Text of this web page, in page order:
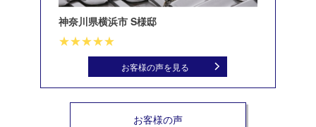
神奈川県横浜市 S様邸
お客様の声を見る
お客様の声